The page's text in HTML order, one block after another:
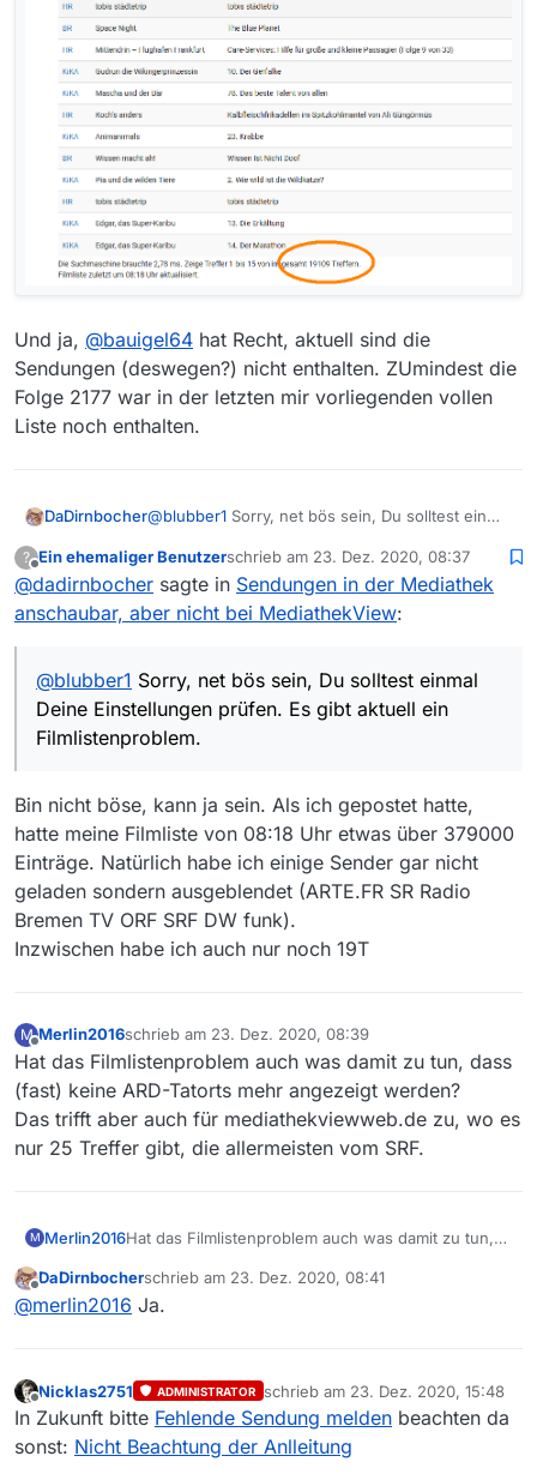
Und ja, @bauigel64 hat Recht, aktuell sind die
Sendungen (deswegen?) nicht enthalten. ZUmindest die
Folge 2177 war in der letzten mir vorliegenden vollen
Liste noch enthalten.
DaDirnbocher@blubber1 Sorry, net bös sein, Du solltest einmal
Filmlistenproblem.
Schau einfach einmal auf mediathekviewweb.de:
Und ja,@bauigel64 hat Recht, aktuell sind die
Sendungen (deswegen?) nicht enthalten.
ZUmindest die Folge 2177 war in der letzten mir
vorliegenden vollen Liste noch enthalten.
?
Offline
Ein ehemaliger Benutzerschrieb am 23. Dez. 2020, 08:37
zuletzt editiert von
@dadirnbocher sagte in Sendungen in der Mediathek
anschaubar, aber nicht bei MediathekView:
@blubber1 Sorry, net bös sein, Du solltest einmal
Deine Einstellungen prüfen. Es gibt aktuell ein
Filmlistenproblem.
Bin nicht böse, kann ja sein. Als ich gepostet hatte,
hatte meine Filmliste von 08:18 Uhr etwas über 379000
Einträge. Natürlich habe ich einige Sender gar nicht
geladen sondern ausgeblendet (ARTE.FR SR Radio
Bremen TV ORF SRF DW funk).
Inzwischen habe ich auch nur noch 19T
M
Offline
Merlin2016schrieb am 23. Dez. 2020, 08:39
zuletzt editiert von
Hat das Filmlistenproblem auch was damit zu tun, dass
(fast) keine ARD-Tatorts mehr angezeigt werden?
Das trifft aber auch für mediathekviewweb.de zu, wo es
nur 25 Treffer gibt, die allermeisten vom SRF.
M Merlin2016Hat das Filmlistenproblem auch was damit zu tun,
werden?
Das trifft aber auch für mediathekviewweb.de zu,
Offline
DaDirnbocherschrieb am 23. Dez. 2020, 08:41
zuletzt editiert von
@merlin2016 Ja.
Offline
Nicklas2751 ADMINISTRATOR schrieb am 23. Dez. 2020, 15:48
zuletzt editiert von
In Zukunft bitte Fehlende Sendung melden beachten da
sonst: Nicht Beachtung der Anlleitung